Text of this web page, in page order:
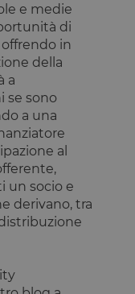
e medie
di
offrendo in
della
a
se sono
a una
al
un socio e
derivano, tra